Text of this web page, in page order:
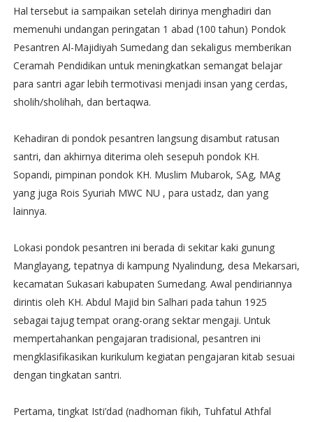
Hal tersebut ia sampaikan setelah dirinya menghadiri dan
memenuhi undangan peringatan 1 abad (100 tahun) Pondok
Pesantren Al-Majidiyah Sumedang dan sekaligus memberikan
Ceramah Pendidikan untuk meningkatkan semangat belajar
para santri agar lebih termotivasi menjadi insan yang cerdas,
sholih/sholihah, dan bertaqwa.
Kehadiran di pondok pesantren langsung disambut ratusan
santri, dan akhirnya diterima oleh sesepuh pondok KH.
Sopandi, pimpinan pondok KH. Muslim Mubarok, SAg, MAg
yang juga Rois Syuriah MWC NU , para ustadz, dan yang
lainnya.
Lokasi pondok pesantren ini berada di sekitar kaki gunung
Manglayang, tepatnya di kampung Nyalindung, desa Mekarsari,
kecamatan Sukasari kabupaten Sumedang. Awal pendiriannya
dirintis oleh KH. Abdul Majid bin Salhari pada tahun 1925
sebagai tajug tempat orang-orang sektar mengaji. Untuk
mempertahankan pengajaran tradisional, pesantren ini
mengklasifikasikan kurikulum kegiatan pengajaran kitab sesuai
dengan tingkatan santri.
Pertama, tingkat Isti’dad (nadhoman fikih, Tuhfatul Athfal